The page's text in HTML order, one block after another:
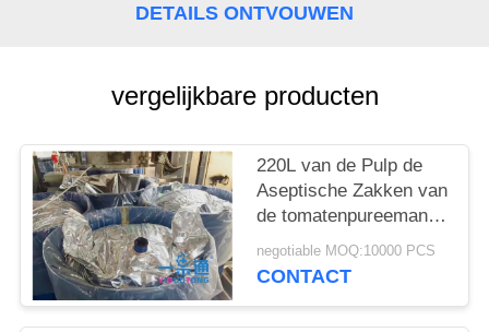
POLICY
DETAILS ONTVOUWEN
vergelijkbare producten
220L van de Pulp de
Aseptische Zakken van
de tomatenpureemango
Multilayer Hoge
Barrière
negotiable MOQ:10000 PCS
CONTACT